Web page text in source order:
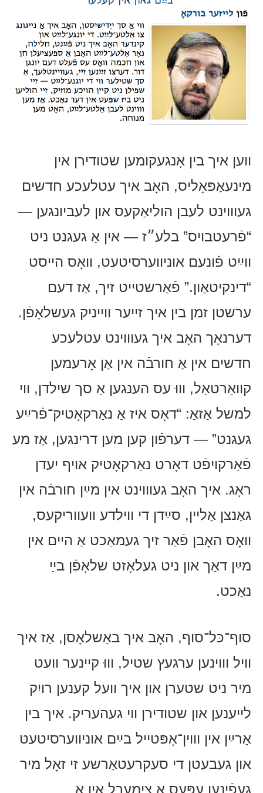
ווען איך בין אָנגעקומען שטודירן אין
מינעאַפּאָליס, האָב איך עטלעכע חדשים
געוווינט לעבן הוליאַקעס און לעביונגען —
“פֿרעטבויס” בלע״ז — אין אַ געגנט ניט
ווײַט פֿונעם אוניווערסיטעט, וואָס הייסט
“דינקיטאַון.” פֿאַרשטייט זיך, אַז דעם
ערשטן זמן בין איך זייער ווייניק געשלאָפֿן.
דערנאָך האָב איך געוווינט עטלעכע
חדשים אין אַ חורבֿה אין אַן אָרעמען
קוואַרטאַל, וווּ עס הענגען אַ סך שילדן, ווי
למשל אַזאַ: “דאָס איז אַ נאַרקאָטיק־פֿרײַע
געגנט” — דערפֿון קען מען דרינגען, אַז מע
פֿאַרקויפֿט דאָרט נאַרקאָטיק אויף יעדן
ראָג. איך האָב געוווינט אין מײַן חורבֿה אין
גאַנצן אַליין, סײַדן די ווילדע וועווריקעס,
וואָס האָבן פֿאַר זיך געמאַכט אַ היים אין
מײַן דאַך און ניט געלאָזט שלאָפֿן בײַ
נאַכט.
סוף־כּל־סוף, האָב איך באַשלאָסן, אַז איך
וויל וווינען ערגעץ שטיל, וווּ קיינער וועט
מיר ניט שטערן און איך וועל קענען רויִק
לייענען און שטודירן ווי געהעריק. איך בין
אַרײַן אין וווין־אָפּטייל בײַם אוניווערסיטעט
און געבעטן די סעקרעטאַרשע זי זאָל מיר
געפֿינען עפּעס אַ צימערל אין אַ